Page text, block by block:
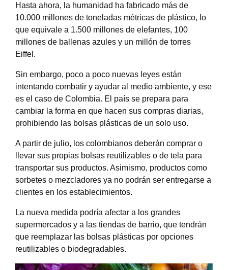
Hasta ahora, la humanidad ha fabricado más de
10.000 millones de toneladas métricas de plástico, lo
que equivale a 1.500 millones de elefantes, 100
millones de ballenas azules y un millón de torres
Eiffel.
Sin embargo, poco a poco nuevas leyes están
intentando combatir y ayudar al medio ambiente, y ese
es el caso de Colombia. El país se prepara para
cambiar la forma en que hacen sus compras diarias,
prohibiendo las bolsas plásticas de un solo uso.
A partir de julio, los colombianos deberán comprar o
llevar sus propias bolsas reutilizables o de tela para
transportar sus productos. Asimismo, productos como
sorbetes o mezcladores ya no podrán ser entregarse a
clientes en los establecimientos.
La nueva medida podría afectar a los grandes
supermercados y a las tiendas de barrio, que tendrán
que reemplazar las bolsas plásticas por opciones
reutilizables o biodegradables.